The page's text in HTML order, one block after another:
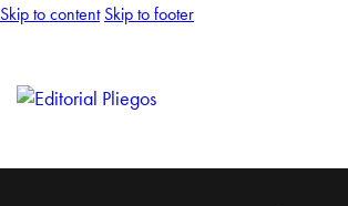
Skip to content Skip to footer